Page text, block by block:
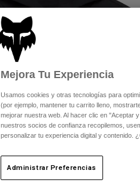
Mejora Tu Experiencia
Usamos cookies y otras tecnologías para
(por ejemplo, mantener tu carrito lleno,
mejorar nuestra web. Al hacer clic en "Aceptar
nuestros socios de confianza recopilemos,
personalizar tu experiencia digital y contenido.
Administrar Preferencias